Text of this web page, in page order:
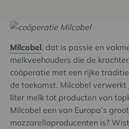
Milcobel, dat is passie en
melkveehouders die de
coöperatie met een rijke
de toekomst. Milcobel
liter melk tot producten van
Milcobel een van Europa’s
mozzarellaproducenten is?